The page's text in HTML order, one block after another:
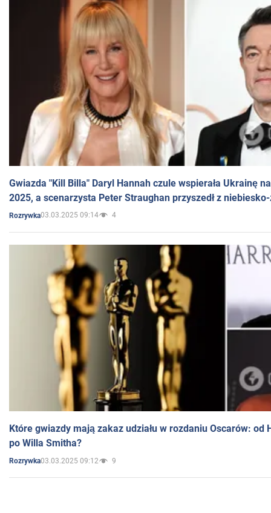
Gwiazda "Kill Billa" Daryl Hannah czule wspierała Ukrainę
2025, a scenarzysta Peter Straughan przyszedł z
Rozrywka03.03.2025 09:14 4
Które gwiazdy mają zakaz udziału w rozdaniu Oscarów: od
po Willa Smitha?
Rozrywka03.03.2025 09:12 9